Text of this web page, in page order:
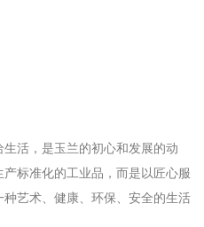
活，是玉兰的初心和发展的动
标准化的工业品，而是以匠心服
艺术、健康、环保、安全的生活